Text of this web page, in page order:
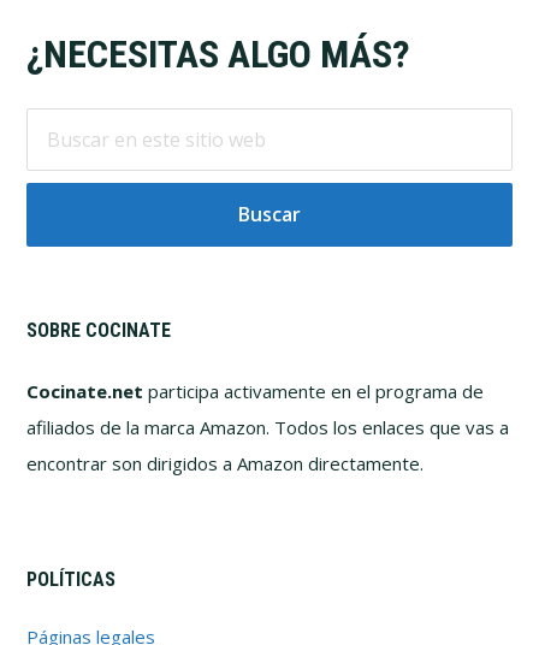
Footer
¿NECESITAS ALGO MÁS?
este
SOBRE COCINATE
Cocinate.net participa activamente en el programa de
afiliados de la marca Amazon. Todos los enlaces que vas a
encontrar son dirigidos a Amazon directamente.
POLÍTICAS
Páginas legales